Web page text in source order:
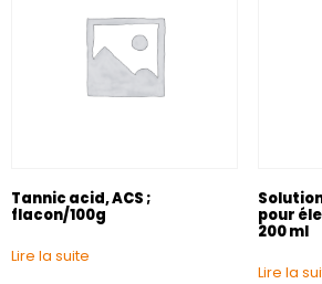
Tannic acid, ACS ;
flacon/100g
Lire la suite
pour
200 ml
Lire la